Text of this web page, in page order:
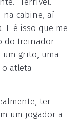
na cabine, aí
E é isso que me
do treinador
um grito, uma
atleta
ter
um jogador a